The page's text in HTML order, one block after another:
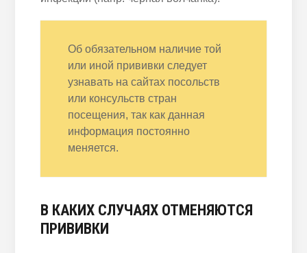
Об обязательном наличие той
или иной прививки следует
узнавать на сайтах посольств
или консульств стран
посещения, так как данная
информация постоянно
меняется.
В КАКИХ СЛУЧАЯХ ОТМЕНЯЮТСЯ
ПРИВИВКИ